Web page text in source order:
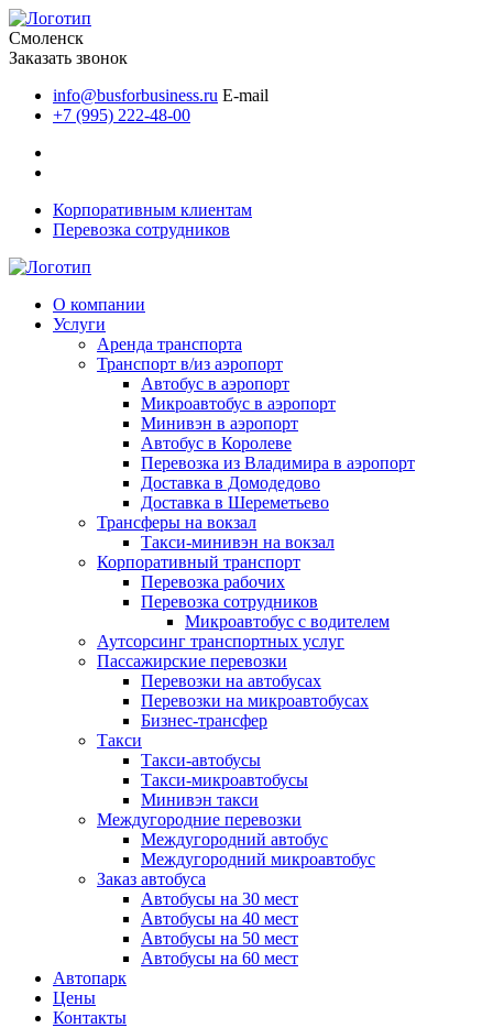
Смоленск
Заказать звонок
info@busforbusiness.ru E-mail
+7 (995) 222-48-00
Корпоративным клиентам
Перевозка сотрудников
О компании
Услуги
Аренда транспорта
Транспорт в/из аэропорт
Автобус в аэропорт
Микроавтобус в аэропорт
Минивэн в аэропорт
Автобус в Королеве
Перевозка из Владимира в аэропорт
Доставка в Домодедово
Доставка в Шереметьево
Трансферы на вокзал
Такси-минивэн на вокзал
Корпоративный транспорт
Перевозка рабочих
Перевозка сотрудников
Микроавтобус с водителем
Аутсорсинг транспортных услуг
Пассажирские перевозки
Перевозки на автобусах
Перевозки на микроавтобусах
Бизнес-трансфер
Такси
Такси-автобусы
Такси-микроавтобусы
Минивэн такси
Междугородние перевозки
Междугородний автобус
Междугородний микроавтобус
Заказ автобуса
Автобусы на 30 мест
Автобусы на 40 мест
Автобусы на 50 мест
Автобусы на 60 мест
Автопарк
Цены
Контакты